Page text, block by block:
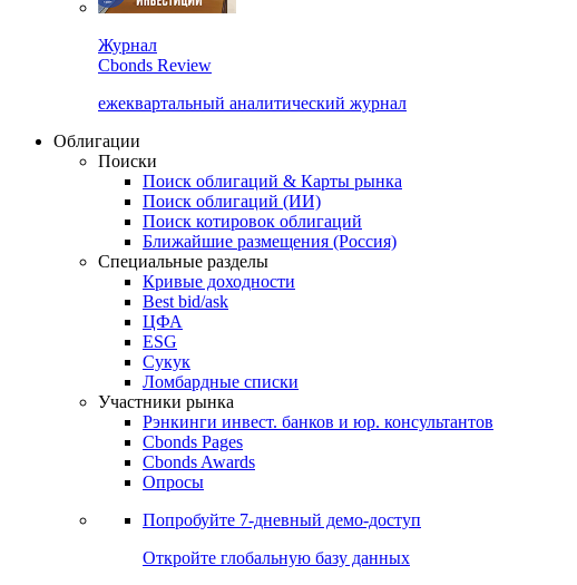
Журнал
Cbonds Review
ежеквартальный аналитический журнал
Облигации
Поиски
Поиск облигаций & Карты рынка
Поиск облигаций (ИИ)
Поиск котировок облигаций
Ближайшие размещения (Россия)
Специальные разделы
Кривые доходности
Best bid/ask
ЦФА
ESG
Сукук
Ломбардные списки
Участники рынка
Рэнкинги инвест. банков и юр. консультантов
Cbonds Pages
Cbonds Awards
Опросы
Попробуйте 7-дневный демо-доступ
Откройте глобальную базу данных